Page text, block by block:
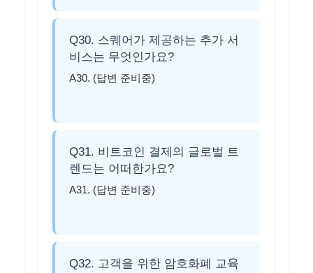
Q30. 스퀘어가 제공하는 추가 서
비스는 무엇인가요?
A30. (답변 준비중)
Q31. 비트코인 결제의 글로벌 트
렌드는 어떠한가요?
A31. (답변 준비중)
Q32. 고객을 위한 암호화폐 교육